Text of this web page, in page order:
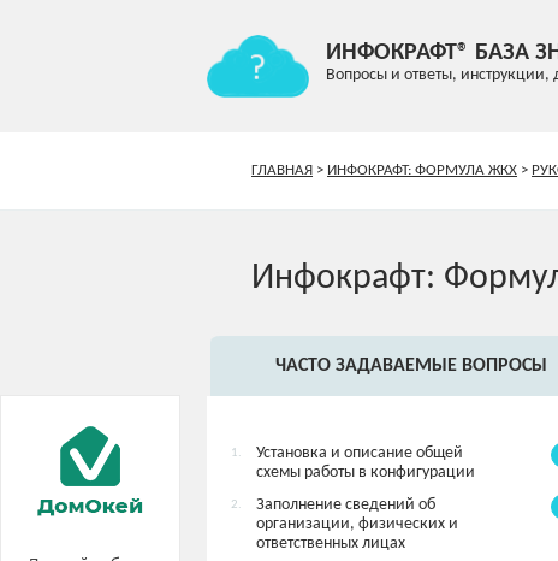
ИНФОКРАФТ® БАЗА
Вопросы и ответы, инструкции,
ГЛАВНАЯ > ИНФОКРАФТ: ФОРМУЛА ЖКХ >
Инфокрафт:
ЧАСТО ЗАДАВАЕМЫЕ ВОПРОСЫ
1.
Установка и описание общей
схемы работы в конфигурации
2.
Заполнение сведений об
организации, физических и
ответственных лицах